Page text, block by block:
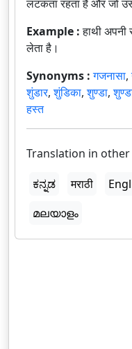
लटकता रहता है और जो
Example :हाथी
लेता है।
Synonyms :गजनासा,
शुंडार,शुंडिका,शुण्डा,
हस्त
Translation in other
ಕನ್ನಡ
मराठी
മലയാളം